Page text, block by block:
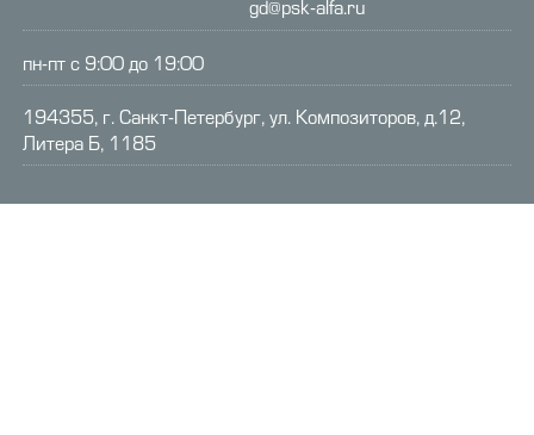
gd@psk-alfa.ru
пн-пт с 9:00 до 19:00
194355, г. Санкт-Петербург, ул. Композиторов, д.12,
Литера Б, 1185